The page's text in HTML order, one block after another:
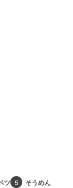
ツ 5 そうめん